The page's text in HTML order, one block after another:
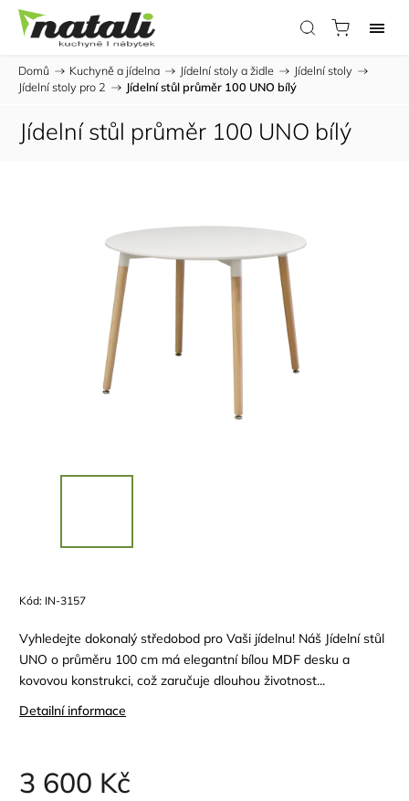
Domů / Kuchyně a jídelna / Jídelní stoly a židle / Jídelní stoly /
Jídelní stoly pro 2 / Jídelní stůl průměr 100 UNO bílý
Jídelní stůl průměr 100 UNO bílý
Kód: IN-3157
Vyhledejte dokonalý středobod pro Vaši jídelnu! Náš Jídelní stůl
UNO o průměru 100 cm má elegantní bílou MDF desku a
kovovou konstrukci, což zaručuje dlouhou životnost...
Detailní informace
3 600 Kč